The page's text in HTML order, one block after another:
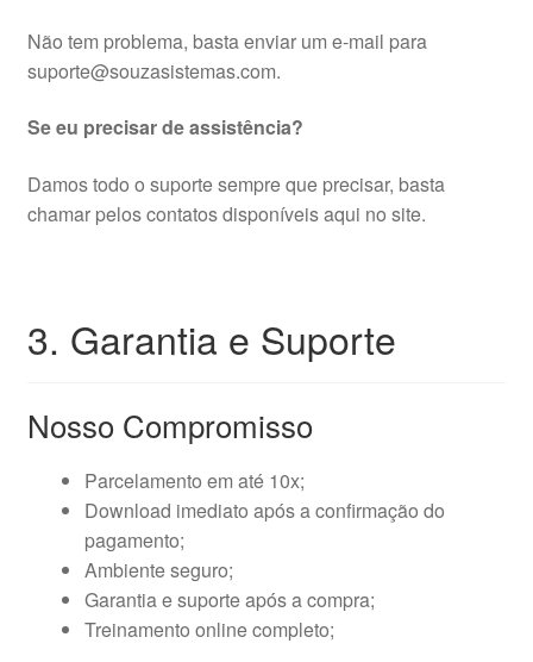
Não tem problema, basta enviar um e-mail para
suporte@souzasistemas.com.
Se eu precisar de assistência?
Damos todo o suporte sempre que precisar, basta
chamar pelos contatos disponíveis aqui no site.
3. Garantia e Suporte
Nosso Compromisso
Parcelamento em até 10x;
Download imediato após a confirmação do
pagamento;
Ambiente seguro;
Garantia e suporte após a compra;
Treinamento online completo;